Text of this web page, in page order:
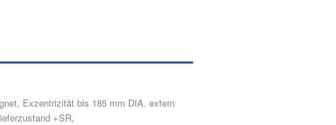
Exzentrizität bis 185 mm DIA. extern
+SR,